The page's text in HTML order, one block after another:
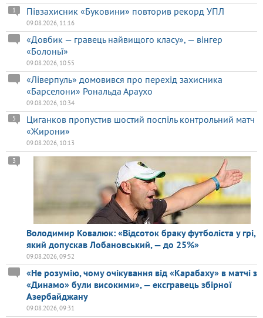
Півзахисник «Буковини» повторив рекорд УПЛ
1
09.08.2026, 11:16
«Довбик — гравець найвищого класу», — вінгер
«Болоньї»
09.08.2026, 10:55
«Ліверпуль» домовився про перехід захисника
«Барселони» Рональда Араухо
09.08.2026, 10:34
Циганков пропустив шостий поспіль контрольний матч
«Жирони»
5
09.08.2026, 10:13
Володимир Ковалюк: «Відсоток браку футболіста у грі,
який допускав Лобановський, — до 25%»
3
09.08.2026, 09:52
«Не розумію, чому очікування від «Карабаху» в матчі з
«Динамо» були високими», — ексгравець збірної
Азербайджану
09.08.2026, 09:31